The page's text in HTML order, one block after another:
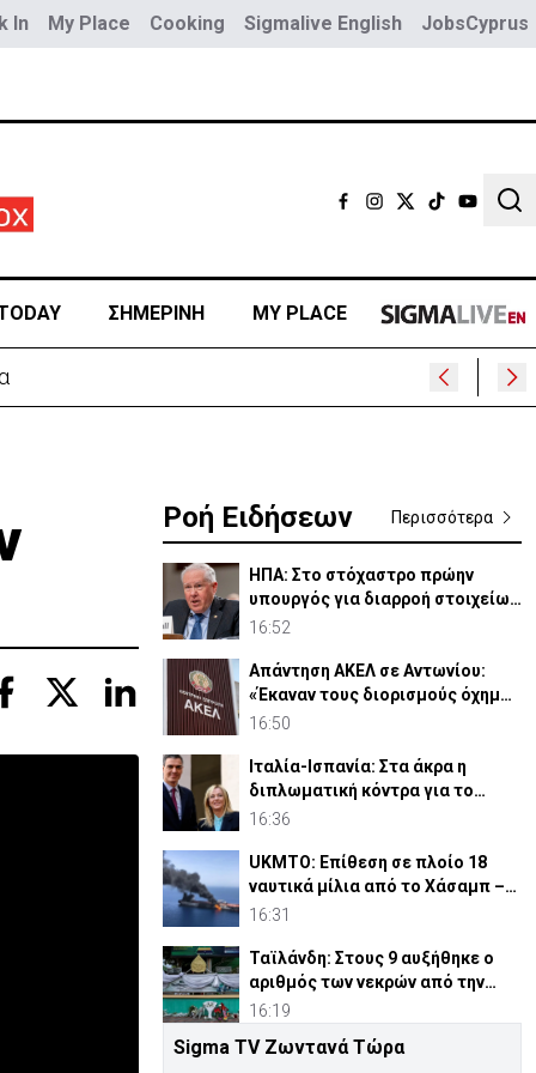
In My Place Cooking Sigmalive English JobsCyprus
ΣΗΜΕΡΙΝΗ MY PLACE
Ροή Ειδήσεων Περισσότερα
ΗΠΑ: Στο στόχαστρο πρώην
υπουργός για διαρροή στοιχείων
του Air Force One
16:52
Απάντηση ΑΚΕΛ σε Αντωνίου:
«Έκαναν τους διορισμούς όχημα
για τις εκλογές 2028»
16:50
Ιταλία-Ισπανία: Στα άκρα η
διπλωματική κόντρα για το
Σένγκεν
16:36
UKMTO: Επίθεση σε πλοίο 18
ναυτικά μίλια από το Χάσαμπ –
Φωτιά στο σκάφος
16:31
Ταϊλάνδη: Στους 9 αυξήθηκε ο
αριθμός των νεκρών από την
επίθεση σε σχολείο
16:19
Λυκαβηττός: Βρέθηκε νεκρή
Sigma TV Ζωντανά Τώρα